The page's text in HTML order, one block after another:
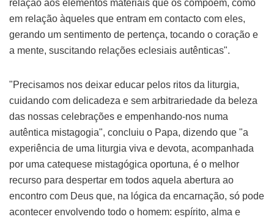
relação aos elementos materiais que os compõem, como
em relação àqueles que entram em contacto com eles,
gerando um sentimento de pertença, tocando o coração e
a mente, suscitando relações eclesiais autênticas".
"Precisamos nos deixar educar pelos ritos da liturgia,
cuidando com delicadeza e sem arbitrariedade da beleza
das nossas celebrações e empenhando-nos numa
autêntica mistagogia", concluiu o Papa, dizendo que "a
experiência de uma liturgia viva e devota, acompanhada
por uma catequese mistagógica oportuna, é o melhor
recurso para despertar em todos aquela abertura ao
encontro com Deus que, na lógica da encarnação, só pode
acontecer envolvendo todo o homem: espírito, alma e